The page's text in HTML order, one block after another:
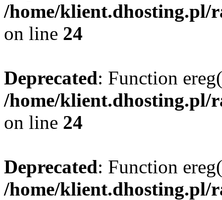
/home/klient.dhosting.pl/
on line 24
Deprecated: Function
/home/klient.dhosting.pl/
on line 24
Deprecated: Function
/home/klient.dhosting.pl/